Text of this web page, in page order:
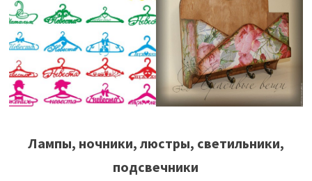
Лампы, ночники, люстры, светильники,
подсвечники